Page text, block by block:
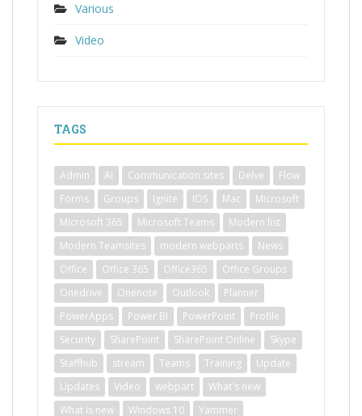
Various
Video
TAGS
Admin AI Communication sites Delve
Flow
Forms
Groups Ignite IOS Mac
Microsoft
Microsoft 365
Microsoft Teams
Modern list
Modern Teamsites
modern webparts
News
Office
Office 365 Office365
Office Groups
Onedrive
Onenote Outlook
Planner
PowerApps
Power BI PowerPoint
Profile
Security
SharePoint SharePoint Online
Skype
Staffhub
stream Teams Training
Update
Updates
Video webpart
What's new
What is new
Windows 10 Yammer